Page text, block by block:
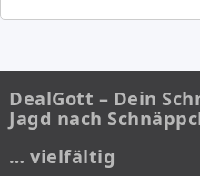
DealGott – Dein
Jagd nach
… vielfältig